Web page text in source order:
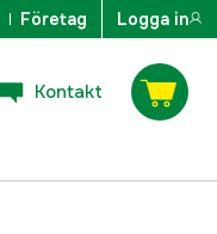
Företag Logga in
Kontakt